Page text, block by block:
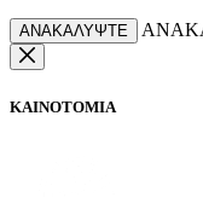
ΑΝΑΚΑΛΥΨΤΕ
ΚΑΙΝΟΤΟΜΙΑ